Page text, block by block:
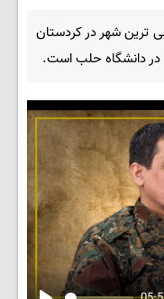
ترین شهر در کردستان
دانشگاه حلب است.